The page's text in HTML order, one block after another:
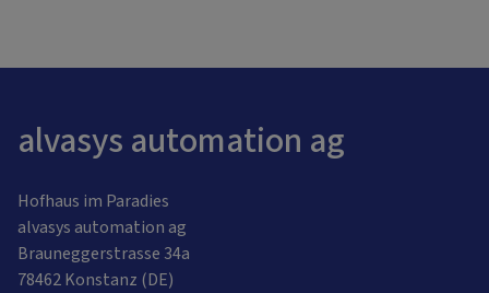
alvasys automation ag
Hofhaus im Paradies
alvasys automation ag
Brauneggerstrasse 34a
78462 Konstanz (DE)